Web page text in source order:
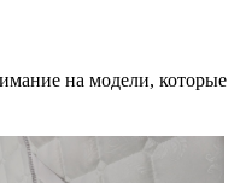
на модели, которые